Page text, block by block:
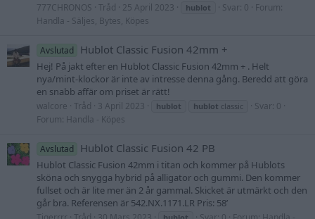
777CHRONOS Tråd 25 April 2023 hublot Svar: 0
Forum:
Handla - Säljes, Bytes, Köpes
Avslutad Hublot Classic Fusion 42mm +
Hej! På jakt efter en Hublot Classic Fusion 42mm + . Helt
nya/mint-klockor är inte av intresse denna gång. Beredd att göra
en snabb affär om priset är rätt!
walcore Tråd 3 April 2023 hublot hublot classic
Svar: 0
Forum: Handla - Köpes
Avslutad Hublot Classic Fusion 42 PB
Hublot Classic Fusion 42mm i titan och kommer på Hublots
sköna och snygga hybrid på alligator och gummi. Den kommer
fullset och är lite mer än 2 år gammal. Skicket är utmärkt och den
går bra. Referensen är 542.NX.1171.LR Pris: 58’